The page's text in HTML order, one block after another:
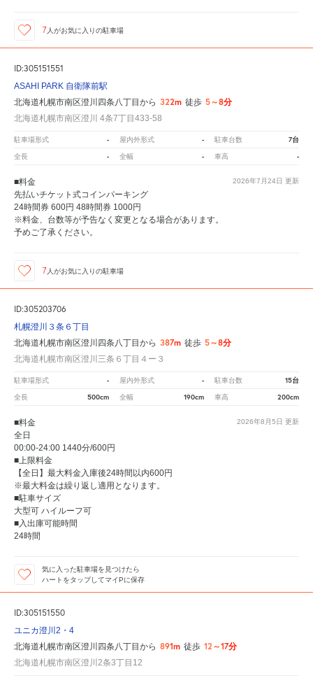
7 人がお気に入りの駐車場
ID:305151551
ASAHI PARK 自衛隊前駅
北海道札幌市南区澄川四条八丁目から 322m 徒歩 5～8分
北海道札幌市南区澄川 4条7丁目433-58
駐車場形式 - 屋内外形式 - 駐車台数 7台
全長 - 全幅 - 車高 -
2026年7月24日 更新
■料金
先払いチケット式コインパーキング
24時間券 600円 48時間券 1000円
※料金、台数等が予告なく変更となる場合があります。
予めご了承ください。
7 人がお気に入りの駐車場
ID:305203706
札幌澄川３条６丁目
北海道札幌市南区澄川四条八丁目から 387m 徒歩 5～8分
北海道札幌市南区澄川三条６丁目４ー３
駐車場形式 - 屋内外形式 - 駐車台数 15台
全長 500cm 全幅 190cm 車高 200cm
2026年8月5日 更新
■料金
全日
00:00-24:00 1440分/600円
■上限料金
【全日】最大料金入庫後24時間以内600円
※最大料金は繰り返し適用となります。
■駐車サイズ
大型可 ハイルーフ可
■入出庫可能時間
24時間
気に入った駐車場を見つけたら
ハートをタップしてマイPに保存
ID:305151550
ユニカ澄川2・4
北海道札幌市南区澄川四条八丁目から 891m 徒歩 12～17分
北海道札幌市南区澄川2条3丁目12